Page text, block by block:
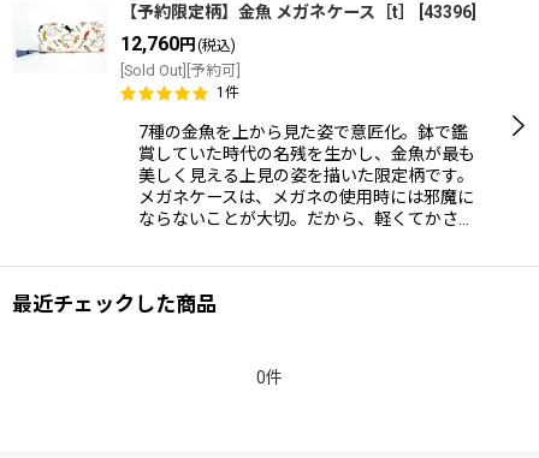
【予約限定柄】金魚 メガネケース［t］ 43396
12,760円 (税込)
[Sold Out][予約可]
1 件
7種の金魚を上から見た姿で意匠化。鉢で鑑
賞していた時代の名残を生かし、金魚が最も
美しく見える上見の姿を描いた限定柄です。
メガネケースは、メガネの使用時には邪魔に
ならないことが大切。だから、軽くてかさ…
最近チェックした商品
0件